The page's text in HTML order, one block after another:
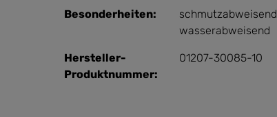
Besonderheiten: schmutzabweisend
wasserabweisend
Hersteller-
Produktnummer:
01207-30085-10